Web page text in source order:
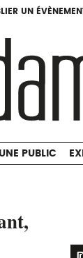
UN
UN
RUE
PUBLIC